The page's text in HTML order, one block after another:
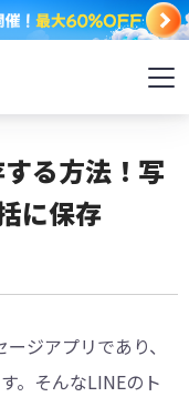
る方法！写
に保存
ジアプリであり、
。そんなLINEのト